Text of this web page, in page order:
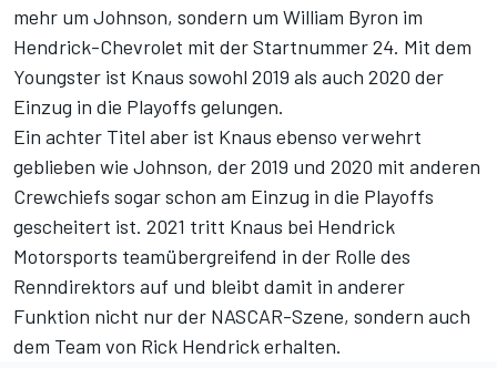
mehr um Johnson, sondern um William Byron im
Hendrick-Chevrolet mit der Startnummer 24. Mit dem
Youngster ist Knaus sowohl 2019 als auch 2020 der
Einzug in die Playoffs gelungen.
Ein achter Titel aber ist Knaus ebenso verwehrt
geblieben wie Johnson, der 2019 und 2020 mit anderen
Crewchiefs sogar schon am Einzug in die Playoffs
gescheitert ist. 2021 tritt Knaus bei Hendrick
Motorsports teamübergreifend in der Rolle des
Renndirektors auf und bleibt damit in anderer
Funktion nicht nur der NASCAR-Szene, sondern auch
dem Team von Rick Hendrick erhalten.